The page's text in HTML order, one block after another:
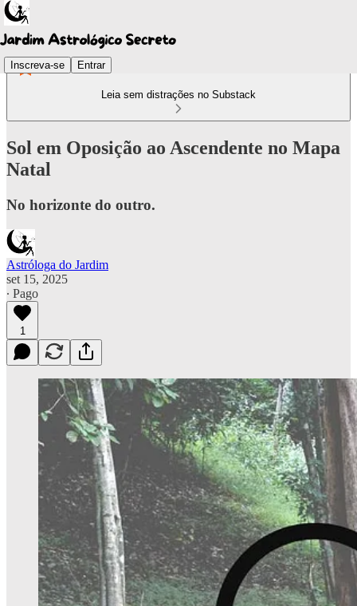
Inscreva-se Entrar
Leia sem distrações no Substack
Sol em Oposição ao Ascendente no Mapa
Natal
No horizonte do outro.
Astróloga do Jardim
set 15, 2025
∙ Pago
1